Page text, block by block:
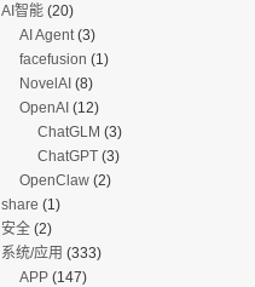
AI智能(20)
AI Agent(3)
facefusion (1)
NovelAI(8)
OpenAI(12)
ChatGLM (3)
ChatGPT(3)
OpenClaw(2)
share (1)
安全(2)
系统/应用 (333)
APP(147)